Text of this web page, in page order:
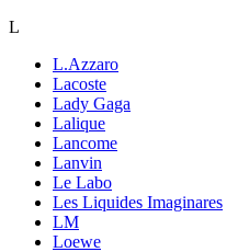
L
L.Azzaro
Lacoste
Lady Gaga
Lalique
Lancome
Lanvin
Le Labo
Les Liquides Imaginares
LM
Loewe